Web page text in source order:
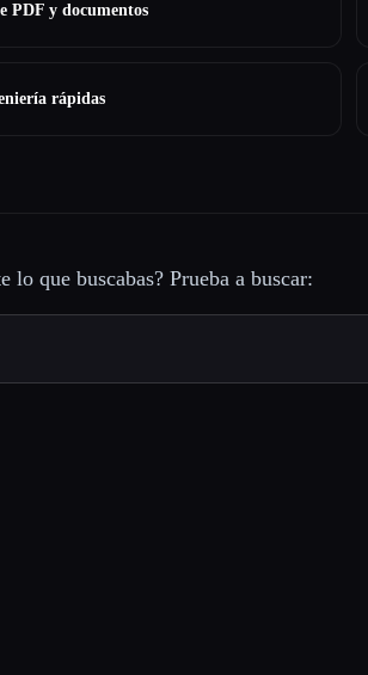
PDF y documentos
rápidas
lo que buscabas? Prueba a buscar: